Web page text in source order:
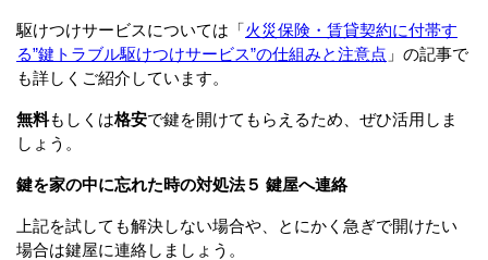
駆けつけサービスについては「火災保険・賃貸契約に付帯す
る”鍵トラブル駆けつけサービス”の仕組みと注意点 」の記事で
も詳しくご紹介しています。
無料もしくは格安で鍵を開けてもらえるため、ぜひ活用しま
しょう。
鍵を家の中に忘れた時の対処法５ 鍵屋へ連絡
上記を試しても解決しない場合や、とにかく急ぎで開けたい
場合は鍵屋に連絡しましょう。